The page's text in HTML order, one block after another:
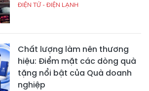
ĐIỆN TỬ - ĐIỆN LẠNH
Chất lượng làm nên thương
hiệu: Điểm mặt các dòng quà
tặng nổi bật của Quà doanh
nghiệp